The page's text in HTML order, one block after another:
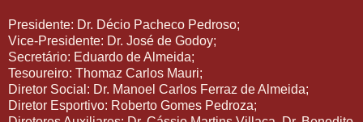
Presidente: Dr. Décio Pacheco Pedroso;
Vice-Presidente: Dr. José de Godoy;
Secretário: Eduardo de Almeida;
Tesoureiro: Thomaz Carlos Mauri;
Diretor Social: Dr. Manoel Carlos Ferraz de Almeida;
Diretor Esportivo: Roberto Gomes Pedroza;